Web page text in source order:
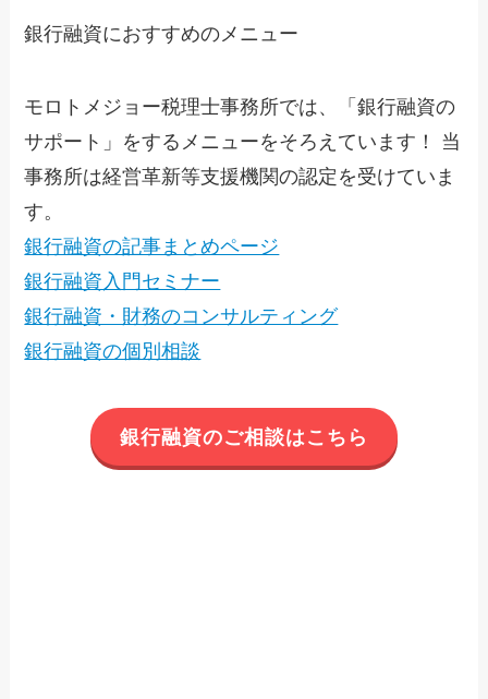
銀行融資におすすめのメニュー
モロトメジョー税理士事務所では、「銀行融資の
サポート」をするメニューをそろえています！ 当
事務所は経営革新等支援機関の認定を受けていま
す。
銀行融資の記事まとめページ
銀行融資入門セミナー
銀行融資・財務のコンサルティング
銀行融資の個別相談
銀行融資のご相談はこちら